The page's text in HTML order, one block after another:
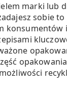
marki lub
sobie
konsumentów